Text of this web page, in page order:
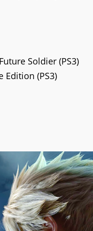
Soldier (PS3)
Edition (PS3)